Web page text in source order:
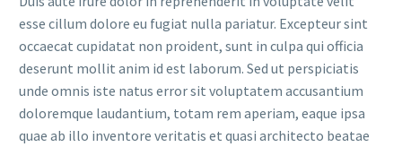
esse cillum dolore eu fugiat nulla pariatur. Excepteur sint
occaecat cupidatat non proident, sunt in culpa qui officia
deserunt mollit anim id est laborum. Sed ut perspiciatis
unde omnis iste natus error sit voluptatem accusantium
doloremque laudantium, totam rem aperiam, eaque ipsa
quae ab illo inventore veritatis et quasi architecto beatae